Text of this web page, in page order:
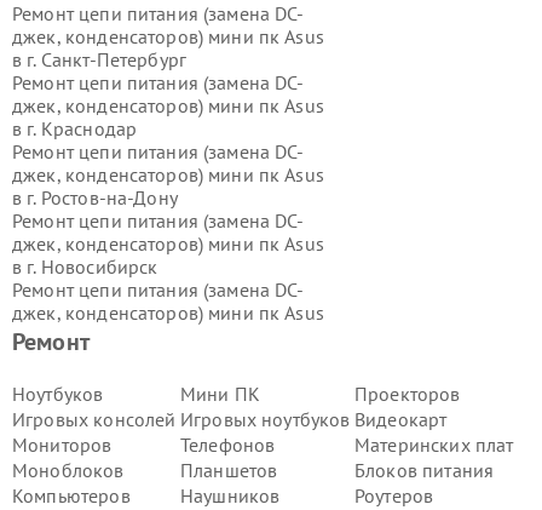
Ремонт
Ноутбуков
Игровых консолей
Мониторов
Моноблоков
Компьютеров
Мини ПК
Игровых ноутбуков
Телефонов
Планшетов
Наушников
Проекторов
Видеокарт
Материнских плат
Блоков питания
Роутеров
Ремонт цепи питания (замена DC-
джек, конденсаторов) мини пк Asus
в г. Санкт-Петербург
Ремонт цепи питания (замена DC-
джек, конденсаторов) мини пк Asus
в г. Краснодар
Ремонт цепи питания (замена DC-
джек, конденсаторов) мини пк Asus
в г. Ростов-на-Дону
Ремонт цепи питания (замена DC-
джек, конденсаторов) мини пк Asus
в г. Новосибирск
Ремонт цепи питания (замена DC-
джек, конденсаторов) мини пк Asus
в г.Екатеринбург
джек, конденсаторов) мини пк Asus
в г.Казань
Ремонт цепи питания (замена DC-
джек, конденсаторов) мини пк Asus
в г.Воронеж
Ремонт цепи питания (замена DC-